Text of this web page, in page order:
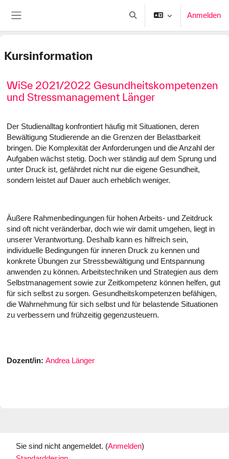
Sucheingabe umschalten
Anmelden
Kursinformation
WiSe 2021/2022 Gesundheitskompetenzen
und Stressmanagement Länger
Der Studienalltag konfrontiert häufig mit Situationen, deren
Bewältigung Studierende an die Grenzen der Belastbarkeit
bringen. Die Komplexität der Anforderungen und die Anzahl der
Aufgaben wächst stetig. Doch wer ständig auf dem Sprung und
unter Druck ist, gefährdet nicht nur die eigene Gesundheit,
sondern leistet auf Dauer auch erheblich weniger.
Äußere Rahmenbedingungen für hohen Arbeits- und Zeitdruck
sind oft nicht veränderbar, doch wie wir damit umgehen, liegt in
unserer Verantwortung. Deshalb kann es hilfreich sein,
individuelle Bedingungen für inneren Druck zu kennen und
konkrete Übungen zur Stressbewältigung und Entspannung
anwenden zu können. Arbeitstechniken und Strategien aus dem
Selbstmanagement sowie zur Zeitkompetenz können helfen, gut
für sich selbst zu sorgen. Gesundheitskompetenzen befähigen,
die Wahrnehmung für sich selbst und für belastende Situationen
zu verbessern und frühzeitig gegenzusteuern.
Dozent/in: Andrea Länger
Sie sind nicht angemeldet. (Anmelden)